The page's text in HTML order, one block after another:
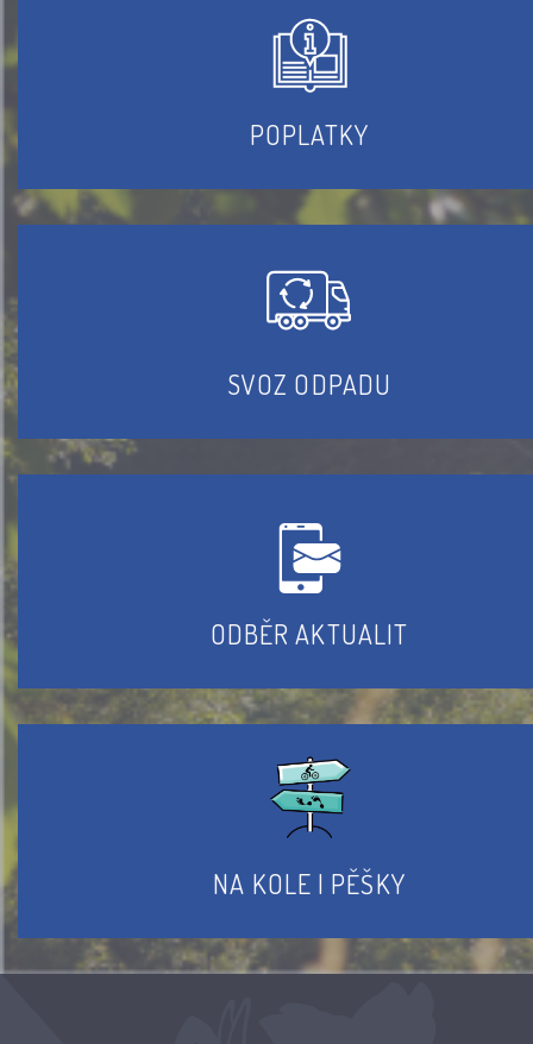
POPLATKY
SVOZ ODPADU
ODBĚR AKTUALIT
NA KOLE I PĚŠKY